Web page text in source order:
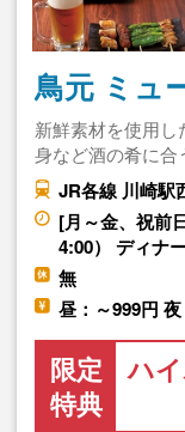
鳥元 ミュ
新鮮素材を使用
身など酒の肴に
JR各線 川崎駅
[月～金、祝前
4:00） ディナ
無
昼：～999円
限定
特典
ハ